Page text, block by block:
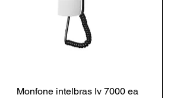
Monfone intelbras Iv 7000 ea